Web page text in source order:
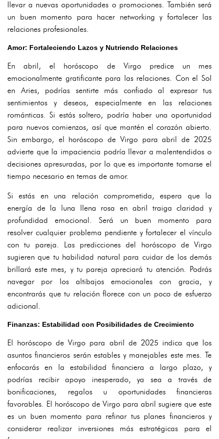
llevar a nuevas oportunidades o promociones. También será
un buen momento para hacer networking y fortalecer las
relaciones profesionales.
Amor: Fortaleciendo Lazos y Nutriendo Relaciones
En abril, el horóscopo de Virgo predice un mes
emocionalmente gratificante para las relaciones. Con el Sol
en Aries, podrías sentirte más confiado al expresar tus
sentimientos y deseos, especialmente en las relaciones
románticas. Si estás soltero, podría haber una oportunidad
para nuevos comienzos, así que mantén el corazón abierto.
Sin embargo, el horóscopo de Virgo para abril de 2025
advierte que la impaciencia podría llevar a malentendidos o
decisiones apresuradas, por lo que es importante tomarse el
tiempo necesario en temas de amor.
Si estás en una relación comprometida, espera que la
energía de la luna llena rosa en abril traiga claridad y
profundidad emocional. Será un buen momento para
resolver cualquier problema pendiente y fortalecer el vínculo
con tu pareja. Las predicciones del horóscopo de Virgo
sugieren que tu habilidad natural para cuidar de los demás
brillará este mes, y tu pareja apreciará tu atención. Podrás
navegar por los altibajos emocionales con gracia, y
encontrarás que tu relación florece con un poco de esfuerzo
adicional.
Finanzas: Estabilidad con Posibilidades de Crecimiento
El horóscopo de Virgo para abril de 2025 indica que los
asuntos financieros serán estables y manejables este mes. Te
enfocarás en la estabilidad financiera a largo plazo, y
podrías recibir apoyo inesperado, ya sea a través de
bonificaciones, regalos u oportunidades financieras
favorables. El horóscopo de Virgo para abril sugiere que este
es un buen momento para refinar tus planes financieros y
considerar realizar inversiones más estratégicas para el